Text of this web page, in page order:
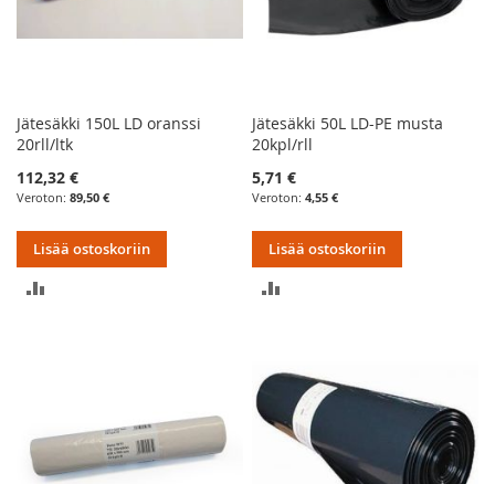
Jätesäkki 150L LD oranssi
20rll/ltk
112,32 €
89,50 €
Lisää ostoskoriin
Jätesäkki 50L LD-PE musta
20kpl/rll
5,71 €
4,55 €
Lisää ostoskoriin